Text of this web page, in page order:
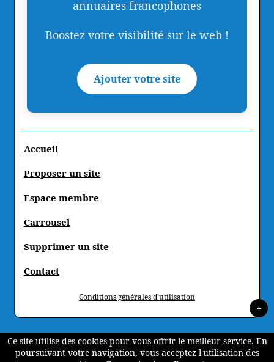
annuaires francophones
Boostez votre visibilité sur le web !
Ajouter votre site
Accueil
Proposer un site
Espace membre
Carrousel
Supprimer un site
Contact
Conditions générales d'utilisation
+
Ce site utilise des cookies pour vous offrir le meilleur service. En
poursuivant votre navigation, vous acceptez l'utilisation des